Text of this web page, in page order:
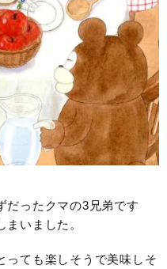
だったクマの3兄弟です
いました。
っても楽しそうで美味しそ